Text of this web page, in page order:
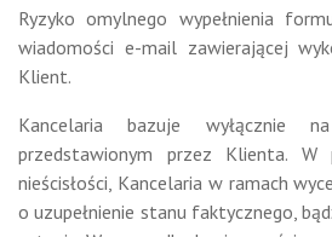
Ryzyko omylnego wypełnienia
wiadomości e-mail zawierającej
Klient.
Kancelaria bazuje wyłącznie
przedstawionym przez Klienta. W
nieścisłości, Kancelaria w ramach
o uzupełnienie stanu faktycznego,